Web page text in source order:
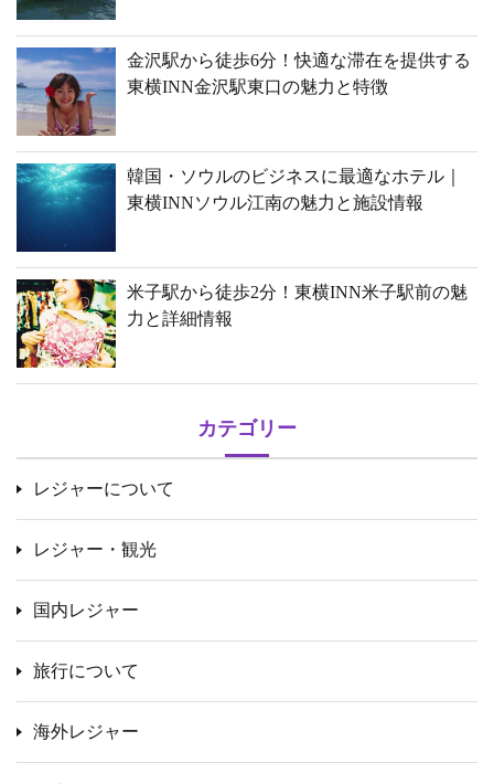
金沢駅から徒歩6分！快適な滞在を提供する
東横INN金沢駅東口の魅力と特徴
韓国・ソウルのビジネスに最適なホテル｜
東横INNソウル江南の魅力と施設情報
米子駅から徒歩2分！東横INN米子駅前の魅
力と詳細情報
カテゴリー
レジャーについて
レジャー・観光
国内レジャー
旅行について
海外レジャー